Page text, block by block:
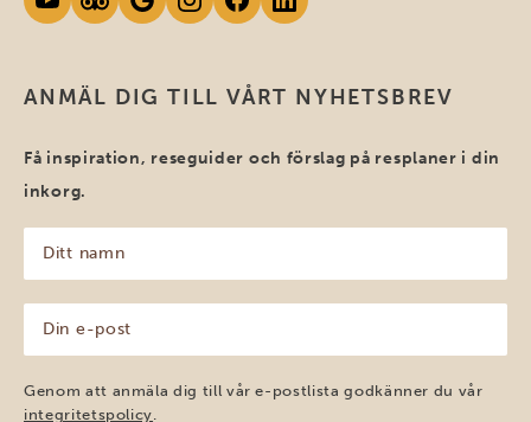
ANMÄL DIG TILL VÅRT NYHETSBREV
Få inspiration, reseguider och förslag på resplaner i din
inkorg.
namn
(Obligatoriskt)
post
(Obligatoriskt)
Genom att anmäla dig till vår e-postlista godkänner du vår
integritetspolicy.